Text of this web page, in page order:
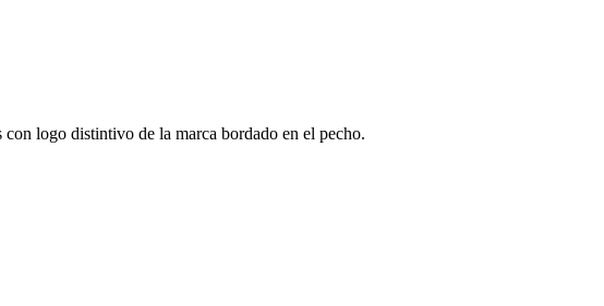
logo distintivo de la marca bordado en el pecho.